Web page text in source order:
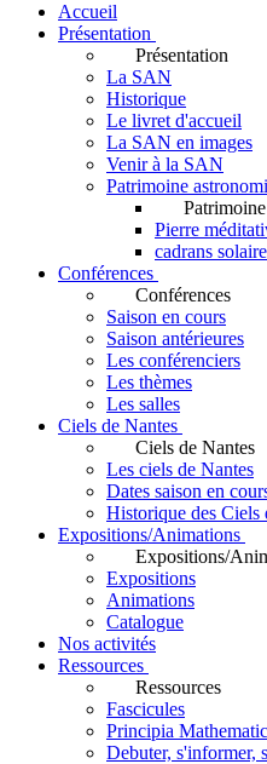
Accueil
Présentation
Présentation
La SAN
Historique
Le livret d'accueil
La SAN en images
Venir à la SAN
Patrimoine
Pierre
cadrans
Conférences
Conférences
Saison en cours
Saison antérieures
Les conférenciers
Les thèmes
Les salles
Ciels de Nantes
Ciels de Nantes
Les ciels de Nantes
Dates saison en
Historique des Ciels
Expositions/Animations
Expositions/
Expositions
Animations
Catalogue
Nos activités
Ressources
Ressources
Fascicules
Principia
Debuter, s'informer,